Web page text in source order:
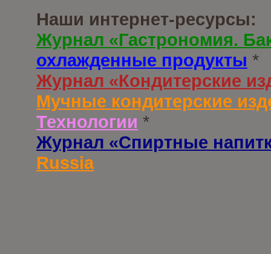
Наши интернет-ресурсы:
Журнал «Гастрономия.
охлажденные продукты *
Журнал «Кондитерские
Мучные кондитерские
Технологии *
Журнал «Спиртные
Russia